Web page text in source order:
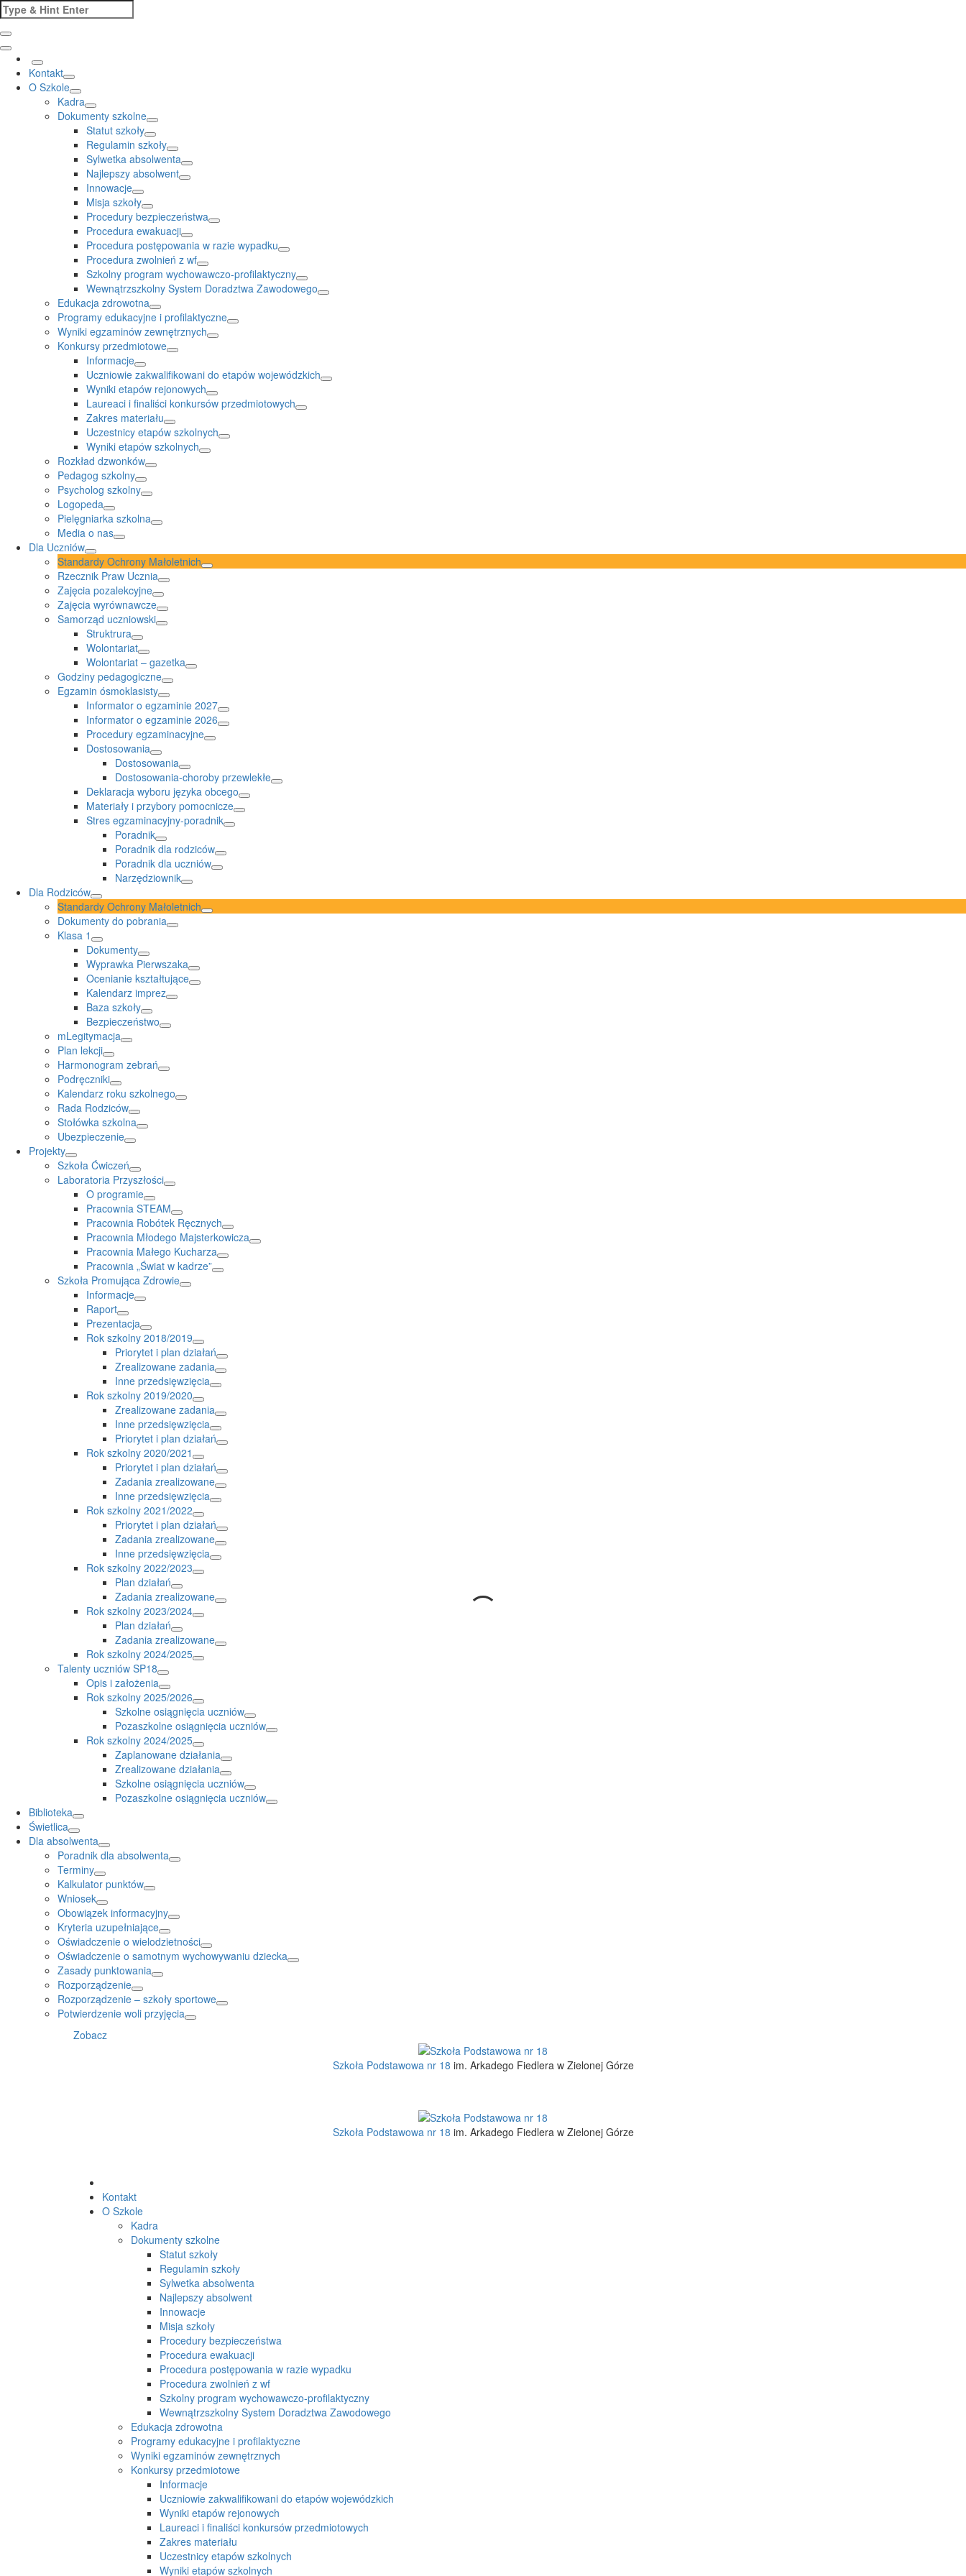
Skip
to
content
Search
for:
Kontakt
O Szkole
Kadra
Dokumenty szkolne
Statut szkoły
Regulamin szkoły
Sylwetka absolwenta
Najlepszy absolwent
Innowacje
Misja szkoły
Procedury bezpieczeństwa
Procedura ewakuacji
Procedura postępowania w razie wypadku
Procedura zwolnień z wf
Szkolny program wychowawczo-profilaktyczny
Wewnątrzszkolny System Doradztwa Zawodowego
Edukacja zdrowotna
Programy edukacyjne i profilaktyczne
Wyniki egzaminów zewnętrznych
Konkursy przedmiotowe
Informacje
Uczniowie zakwalifikowani do etapów wojewódzkich
Wyniki etapów rejonowych
Laureaci i finaliści konkursów przedmiotowych
Zakres materiału
Uczestnicy etapów szkolnych
Wyniki etapów szkolnych
Rozkład dzwonków
Pedagog szkolny
Psycholog szkolny
Logopeda
Pielęgniarka szkolna
Media o nas
Dla Uczniów
Standardy Ochrony Małoletnich
Rzecznik Praw Ucznia
Zajęcia pozalekcyjne
Zajęcia wyrównawcze
Samorząd uczniowski
Struktrura
Wolontariat
Wolontariat – gazetka
Godziny pedagogiczne
Egzamin ósmoklasisty
Informator o egzaminie 2027
Informator o egzaminie 2026
Procedury egzaminacyjne
Dostosowania
Dostosowania
Dostosowania-choroby przewlekłe
Deklaracja wyboru języka obcego
Materiały i przybory pomocnicze
Stres egzaminacyjny-poradnik
Poradnik
Poradnik dla rodziców
Poradnik dla uczniów
Narzędziownik
Dla Rodziców
Standardy Ochrony Małoletnich
Dokumenty do pobrania
Klasa 1
Dokumenty
Wyprawka Pierwszaka
Ocenianie kształtujące
Kalendarz imprez
Baza szkoły
Bezpieczeństwo
mLegitymacja
Plan lekcji
Harmonogram zebrań
Podręczniki
Kalendarz roku szkolnego
Rada Rodziców
Stołówka szkolna
Ubezpieczenie
Projekty
Szkoła Ćwiczeń
Laboratoria Przyszłości
O programie
Pracownia STEAM
Pracownia Robótek Ręcznych
Pracownia Młodego Majsterkowicza
Pracownia Małego Kucharza
Pracownia „Świat w kadrze”
Szkoła Promująca Zdrowie
Informacje
Raport
Prezentacja
Rok szkolny 2018/2019
Priorytet i plan działań
Zrealizowane zadania
Inne przedsięwzięcia
Rok szkolny 2019/2020
Zrealizowane zadania
Inne przedsięwzięcia
Priorytet i plan działań
Rok szkolny 2020/2021
Priorytet i plan działań
Zadania zrealizowane
Inne przedsięwzięcia
Rok szkolny 2021/2022
Priorytet i plan działań
Zadania zrealizowane
Inne przedsięwzięcia
Rok szkolny 2022/2023
Plan działań
Zadania zrealizowane
Rok szkolny 2023/2024
Plan działań
Zadania zrealizowane
Rok szkolny 2024/2025
Talenty uczniów SP18
Opis i założenia
Rok szkolny 2025/2026
Szkolne osiągnięcia uczniów
Pozaszkolne osiągnięcia uczniów
Rok szkolny 2024/2025
Zaplanowane działania
Zrealizowane działania
Szkolne osiągnięcia uczniów
Pozaszkolne osiągnięcia uczniów
Biblioteka
Świetlica
Dla absolwenta
Poradnik dla absolwenta
Terminy
Kalkulator punktów
Wniosek
Obowiązek informacyjny
Kryteria uzupełniające
Oświadczenie o wielodzietności
Oświadczenie o samotnym wychowywaniu dziecka
Zasady punktowania
Rozporządzenie
Rozporządzenie – szkoły sportowe
Potwierdzenie woli przyjęcia
Zobacz
Szkoła Podstawowa nr 18 im. Arkadego Fiedlera w Zielonej Górze
Szkoła Podstawowa nr 18 im. Arkadego Fiedlera w Zielonej Górze
Kontakt
O Szkole
Kadra
Dokumenty szkolne
Statut szkoły
Regulamin szkoły
Sylwetka absolwenta
Najlepszy absolwent
Innowacje
Misja szkoły
Procedury bezpieczeństwa
Procedura ewakuacji
Procedura postępowania w razie wypadku
Procedura zwolnień z wf
Szkolny program wychowawczo-profilaktyczny
Wewnątrzszkolny System Doradztwa Zawodowego
Edukacja zdrowotna
Programy edukacyjne i profilaktyczne
Wyniki egzaminów zewnętrznych
Konkursy przedmiotowe
Informacje
Uczniowie zakwalifikowani do etapów wojewódzkich
Wyniki etapów rejonowych
Laureaci i finaliści konkursów przedmiotowych
Zakres materiału
Uczestnicy etapów szkolnych
Wyniki etapów szkolnych